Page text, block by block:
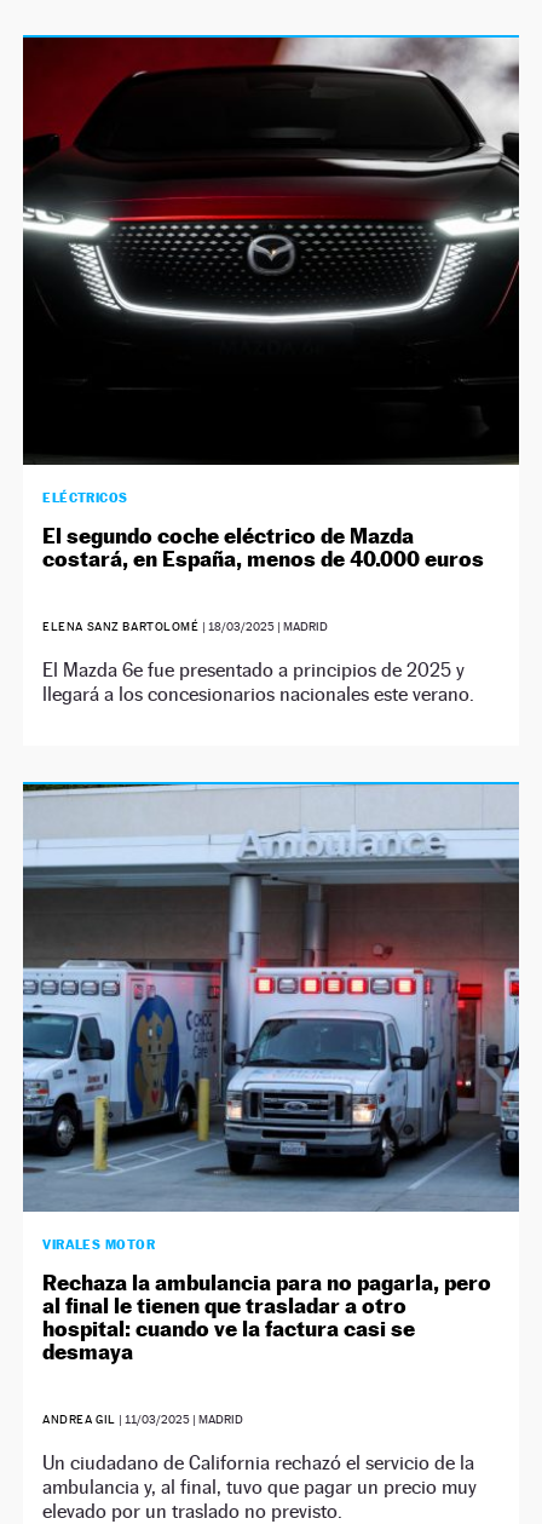
ELÉCTRICOS
El segundo coche eléctrico de Mazda
costará, en España, menos de 40.000 euros
ELENA SANZ BARTOLOMÉ | 18/03/2025| MADRID
El Mazda 6e fue presentado a principios de 2025 y
llegará a los concesionarios nacionales este verano.
VIRALES MOTOR
Rechaza la ambulancia para no pagarla, pero
al final le tienen que trasladar a otro
hospital: cuando ve la factura casi se
desmaya
ANDREA GIL | 11/03/2025| MADRID
Un ciudadano de California rechazó el servicio de la
ambulancia y, al final, tuvo que pagar un precio muy
elevado por un traslado no previsto.